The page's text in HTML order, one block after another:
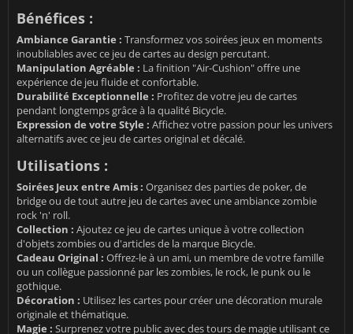
Bénéfices :
Ambiance Garantie : Transformez vos soirées jeux en moments
inoubliables avec ce jeu de cartes au design percutant.
Manipulation Agréable : La finition "Air-Cushion" offre une
expérience de jeu fluide et confortable.
Durabilité Exceptionnelle : Profitez de votre jeu de cartes
pendant longtemps grâce à la qualité Bicycle.
Expression de votre Style : Affichez votre passion pour les univers
alternatifs avec ce jeu de cartes original et décalé.
Utilisations :
Soirées Jeux entre Amis : Organisez des parties de poker, de
bridge ou de tout autre jeu de cartes avec une ambiance zombie
rock 'n' roll.
Collection : Ajoutez ce jeu de cartes unique à votre collection
d'objets zombies ou d'articles de la marque Bicycle.
Cadeau Original : Offrez-le à un ami, un membre de votre famille
ou un collègue passionné par les zombies, le rock, le punk ou le
gothique.
Décoration : Utilisez les cartes pour créer une décoration murale
originale et thématique.
Magie : Surprenez votre public avec des tours de magie utilisant ce